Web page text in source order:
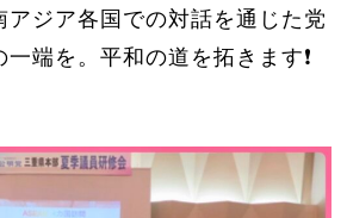
アジア各国での対話を通じた党
端を。平和の道を拓きます❗️